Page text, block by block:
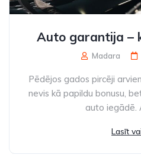
Auto garantija –
Madara
Pēdējos gados pircēji
nevis kā papildu bonusu,
auto iegādē.
Lasīt